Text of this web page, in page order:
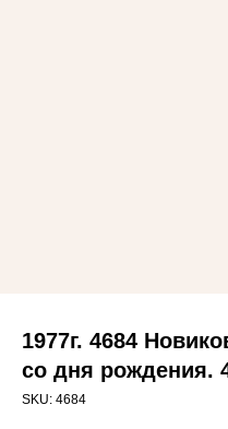
1977г. 4684
со дня рождения.
SKU: 4684